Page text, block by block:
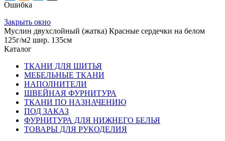
Ошибка
Закрыть окно
Муслин двухслойный (жатка) Красные сердечки на белом
125г/м2 шир. 135см
Каталог
ТКАНИ ДЛЯ ШИТЬЯ
МЕБЕЛЬНЫЕ ТКАНИ
НАПОЛНИТЕЛИ
ШВЕЙНАЯ ФУРНИТУРА
ТКАНИ ПО НАЗНАЧЕНИЮ
ПОД ЗАКАЗ
ФУРНИТУРА ДЛЯ НИЖНЕГО БЕЛЬЯ
ТОВАРЫ ДЛЯ РУКОДЕЛИЯ